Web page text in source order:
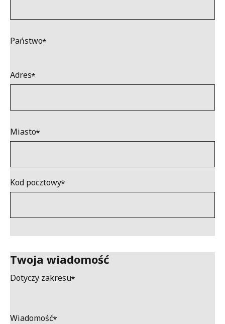
Państwo
Adres
Miasto
Kod pocztowy
Twoja wiadomość
Dotyczy zakresu
Wiadomość